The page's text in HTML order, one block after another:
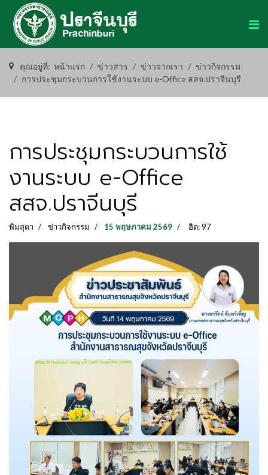
คุณอยู่ที่: หน้าแรก ข่าวสาร ข่าวจากเรา
ข่าวกิจกรรม
การประชุมกระบวนการใช้งานระบบ e-Office สสจ.ปราจีนบุรี
การประชุมกระบวนการใช้
งานระบบ e-Office
สสจ.ปราจีนบุรี
พิมสุดา ข่าวกิจกรรม 15 พฤษภาคม 2569 ฮิต: 97